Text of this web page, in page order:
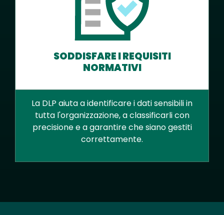
SODDISFARE I REQUISITI
NORMATIVI
La DLP aiuta a identificare i dati sensibili in
tutta l'organizzazione, a classificarli con
precisione e a garantire che siano gestiti
correttamente.